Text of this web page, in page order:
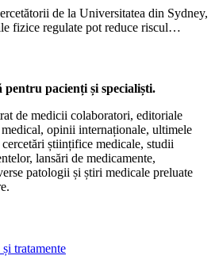
de la Universitatea din Sydney,
fizice regulate pot reduce riscul…
pentru pacienți și specialiști.
de medicii colaboratori, editoriale
medical, opinii internaționale, ultimele
științifice medicale, studii
lansări de medicamente,
patologii și știri medicale preluate
tratamente